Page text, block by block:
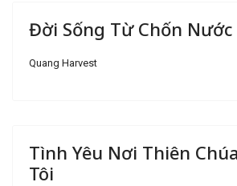
Đời Sống Từ Chốn
Quang Harvest
Tình Yêu Nơi Thiên
Tôi